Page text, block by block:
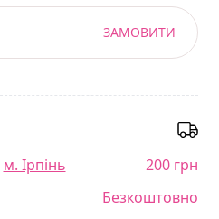
ЗАМОВИТИ
м. Ірпінь
200 грн
Безкоштовно